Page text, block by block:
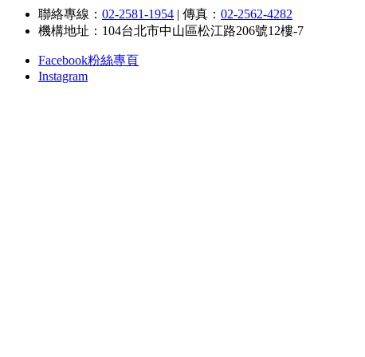
聯絡專線： 02-2581-1954 | 傳真： 02-2562-4282
機構地址：104台北市中山區松江路206號12樓-7
Facebook粉絲專頁
Instagram